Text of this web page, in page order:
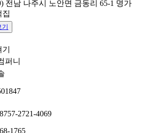
전남 나주시 노안면 금동리 65-1 명가
집
기
퍼니
2721-4069
1765